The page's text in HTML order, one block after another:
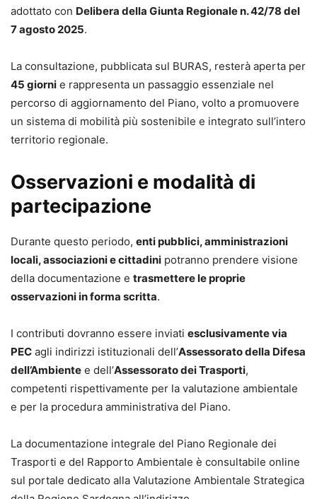
adottato con Delibera della Giunta Regionale n. 42/78 del
7 agosto 2025.
La consultazione, pubblicata sul BURAS, resterà aperta per
45 giorni e rappresenta un passaggio essenziale nel
percorso di aggiornamento del Piano, volto a promuovere
un sistema di mobilità più sostenibile e integrato sull’intero
territorio regionale.
Osservazioni e modalità di
partecipazione
Durante questo periodo, enti pubblici, amministrazioni
locali, associazioni e cittadini potranno prendere visione
della documentazione e trasmettere le proprie
osservazioni in forma scritta.
I contributi dovranno essere inviati esclusivamente via
PEC agli indirizzi istituzionali dell’Assessorato della Difesa
dell’Ambiente e dell’Assessorato dei Trasporti,
competenti rispettivamente per la valutazione ambientale
e per la procedura amministrativa del Piano.
La documentazione integrale del Piano Regionale dei
Trasporti e del Rapporto Ambientale è consultabile online
sul portale dedicato alla Valutazione Ambientale Strategica